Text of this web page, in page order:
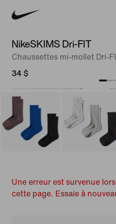
NikeSKIMS Dri-FIT
Chaussettes mi-mollet Dri-
34 $
Une erreur est survenue
cette page. Essaie à